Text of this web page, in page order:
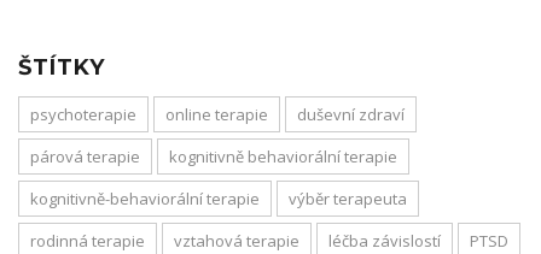
ŠTÍTKY
psychoterapie online terapie
duševní zdraví
párová terapie
kognitivně behaviorální terapie
kognitivně-behaviorální terapie
výběr terapeuta
rodinná terapie
vztahová terapie léčba závislostí
PTSD